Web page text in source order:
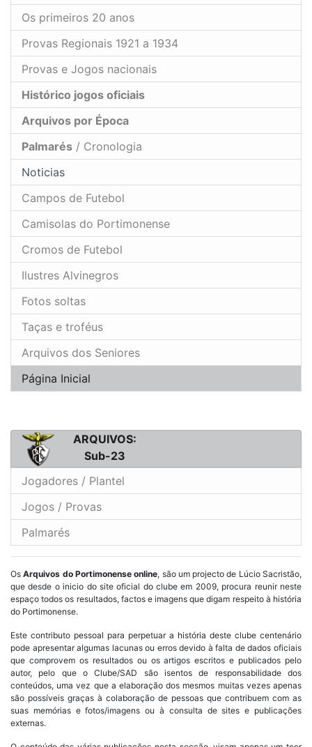
Os primeiros 20 anos
Provas Regionais 1921 a 1934
Provas e Jogos nacionais
Histórico jogos oficiais
Arquivos por Época
Palmarés / Cronologia
Noticias
Campos de Futebol
Camisolas do Portimonense
Cromos de Futebol
Ilustres Alvinegros
Fotos soltas
Taças e troféus
Arquivos dos Seniores
Página Inicial
ARQUIVOS:
Sub-23
Jogadores / Plantel
Jogos / Provas
Palmarés
OsArquivos do Portimonense online, são um projecto de Lúcio Sacristão,
que desde o inicio do site oficial do clube em 2009, procura reunir neste
espaço todos os resultados, factos e imagens que digam respeito à história
do Portimonense.
Este contributo pessoal para perpetuar a história deste clube centenário
pode apresentar algumas lacunas ou erros devido à falta de dados oficiais
que comprovem os resultados ou os artigos escritos e publicados pelo
autor, pelo que o Clube/SAD são isentos de responsabilidade dos
conteúdos, uma vez que a elaboração dos mesmos muitas vezes apenas
são possíveis graças à colaboração de pessoas que contribuem com as
suas memórias e fotos/imagens ou à consulta de sites e publicações
externas.